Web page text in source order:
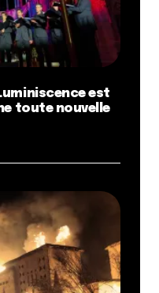
est
toute nouvelle